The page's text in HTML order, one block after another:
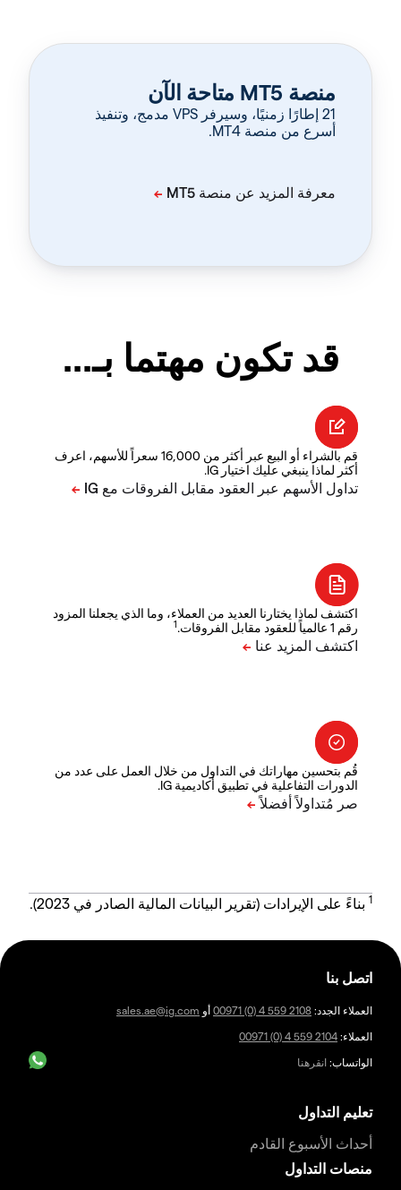
منصة MT5 متاحة الآن
‏21 إطارًا زمنيًا، وسيرفر VPS مدمج، وتنفيذ
أسرع من منصة MT4.
قد تكون مهتما بـ...
قم بالشراء أو البيع عبر أكثر من 16,000 سعراً للأسهم، اعرف
أكثر لماذا ينبغي عليك اختيار IG.
اكتشف لماذا يختارنا العديد من العملاء، وما الذي يجعلنا المزود
رقم 1 عالمياً للعقود مقابل الفروقات.
1
قُم بتحسين مهاراتك في التداول من خلال العمل على عدد من
الدورات التفاعلية في تطبيق أكاديمية IG.
1 بناءً على الإيرادات (تقرير البيانات المالية الصادر في 2023).
اتصل بنا
العملاء الجدد: 00971 (0) 4 559 2108 أو sales.ae@ig.com
العملاء: 00971 (0) 4 559 2104
الواتساب: انقرهنا
تعليم التداول
أحداث الأسبوع القادم
منصات التداول